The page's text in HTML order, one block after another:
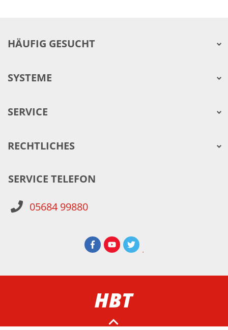
HÄUFIG GESUCHT
SYSTEME
SERVICE
RECHTLICHES
SERVICE TELEFON
05684 99880